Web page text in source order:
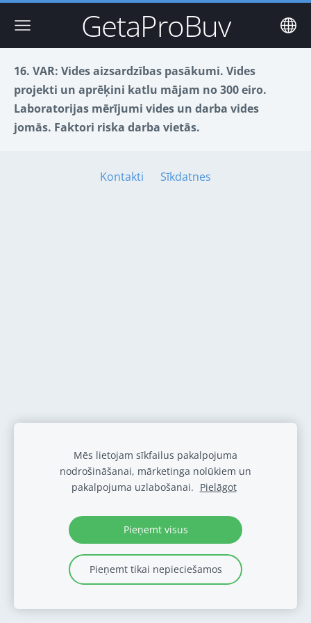
GetaProBuv
16. VAR: Vides aizsardzības pasākumi. Vides
projekti un aprēķini katlu mājam no 300 eiro.
Laboratorijas mērījumi vides un darba vides
jomās. Faktori riska darba vietās.
Kontakti Sīkdatnes
Mēs lietojam sīkfailus pakalpojuma
nodrošināšanai, mārketinga nolūkiem un
pakalpojuma uzlabošanai. Pielāgot
Pieņemt visus
Pieņemt tikai nepieciešamos